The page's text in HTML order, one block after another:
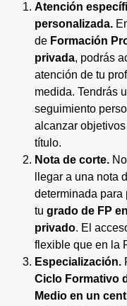
Atención
personalizada.
de Formación
privada, podrás
atención de tu
medida. Tendrás
seguimiento
alcanzar
título.
Nota de corte.
llegar a una nota
determinada para
tu grado de FP
privado. El
flexible que en la
Especialización.
Ciclo Formativo
Medio en un